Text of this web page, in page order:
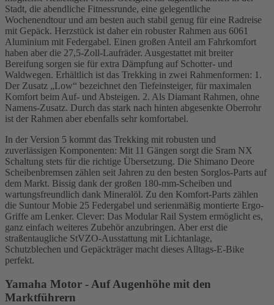
Stadt, die abendliche Fitnessrunde, eine gelegentliche
Wochenendtour und am besten auch stabil genug für eine Radreise
mit Gepäck. Herzstück ist daher ein robuster Rahmen aus 6061
Aluminium mit Federgabel. Einen großen Anteil am Fahrkomfort
haben aber die 27,5-Zoll-Laufräder. Ausgestattet mit breiter
Bereifung sorgen sie für extra Dämpfung auf Schotter- und
Waldwegen. Erhältlich ist das Trekking in zwei Rahmenformen: 1.
Der Zusatz „Low“ bezeichnet den Tiefeinsteiger, für maximalen
Komfort beim Auf- und Absteigen. 2. Als Diamant Rahmen, ohne
Namens-Zusatz. Durch das stark nach hinten abgesenkte Oberrohr
ist der Rahmen aber ebenfalls sehr komfortabel.
In der Version 5 kommt das Trekking mit robusten und
zuverlässigen Komponenten: Mit 11 Gängen sorgt die Sram NX
Schaltung stets für die richtige Übersetzung. Die Shimano Deore
Scheibenbremsen zählen seit Jahren zu den besten Sorglos-Parts auf
dem Markt. Bissig dank der großen 180-mm-Scheiben und
wartungsfreundlich dank Mineralöl. Zu den Komfort-Parts zählen
die Suntour Mobie 25 Federgabel und serienmäßig montierte Ergo-
Griffe am Lenker. Clever: Das Modular Rail System ermöglicht es,
ganz einfach weiteres Zubehör anzubringen. Aber erst die
straßentaugliche StVZO-Ausstattung mit Lichtanlage,
Schutzblechen und Gepäckträger macht dieses Alltags-E-Bike
perfekt.
Yamaha Motor - Auf Augenhöhe mit den
Marktführern